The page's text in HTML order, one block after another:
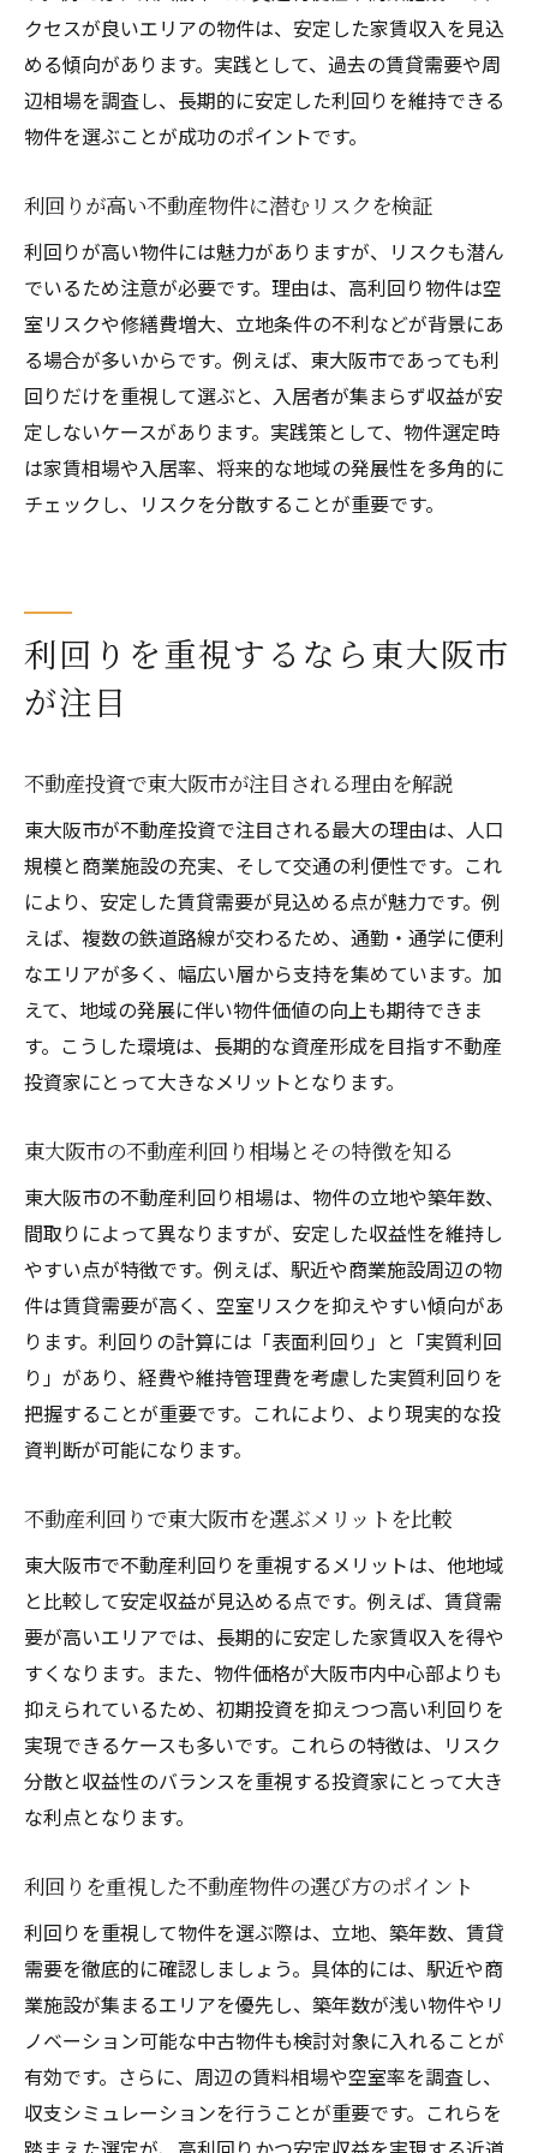
クセスが良いエリアの物件は、安定した家賃収入を見込
める傾向があります。実践として、過去の賃貸需要や周
辺相場を調査し、長期的に安定した利回りを維持できる
物件を選ぶことが成功のポイントです。
利回りが高い不動産物件に潜むリスクを検証
利回りが高い物件には魅力がありますが、リスクも潜ん
でいるため注意が必要です。理由は、高利回り物件は空
室リスクや修繕費増大、立地条件の不利などが背景にあ
る場合が多いからです。例えば、東大阪市であっても利
回りだけを重視して選ぶと、入居者が集まらず収益が安
定しないケースがあります。実践策として、物件選定時
は家賃相場や入居率、将来的な地域の発展性を多角的に
チェックし、リスクを分散することが重要です。
利回りを重視するなら東大阪市
が注目
不動産投資で東大阪市が注目される理由を解説
東大阪市が不動産投資で注目される最大の理由は、人口
規模と商業施設の充実、そして交通の利便性です。これ
により、安定した賃貸需要が見込める点が魅力です。例
えば、複数の鉄道路線が交わるため、通勤・通学に便利
なエリアが多く、幅広い層から支持を集めています。加
えて、地域の発展に伴い物件価値の向上も期待できま
す。こうした環境は、長期的な資産形成を目指す不動産
投資家にとって大きなメリットとなります。
東大阪市の不動産利回り相場とその特徴を知る
東大阪市の不動産利回り相場は、物件の立地や築年数、
間取りによって異なりますが、安定した収益性を維持し
やすい点が特徴です。例えば、駅近や商業施設周辺の物
件は賃貸需要が高く、空室リスクを抑えやすい傾向があ
ります。利回りの計算には「表面利回り」と「実質利回
り」があり、経費や維持管理費を考慮した実質利回りを
把握することが重要です。これにより、より現実的な投
資判断が可能になります。
不動産利回りで東大阪市を選ぶメリットを比較
東大阪市で不動産利回りを重視するメリットは、他地域
と比較して安定収益が見込める点です。例えば、賃貸需
要が高いエリアでは、長期的に安定した家賃収入を得や
すくなります。また、物件価格が大阪市内中心部よりも
抑えられているため、初期投資を抑えつつ高い利回りを
実現できるケースも多いです。これらの特徴は、リスク
分散と収益性のバランスを重視する投資家にとって大き
な利点となります。
利回りを重視した不動産物件の選び方のポイント
利回りを重視して物件を選ぶ際は、立地、築年数、賃貸
需要を徹底的に確認しましょう。具体的には、駅近や商
業施設が集まるエリアを優先し、築年数が浅い物件やリ
ノベーション可能な中古物件も検討対象に入れることが
有効です。さらに、周辺の賃料相場や空室率を調査し、
収支シミュレーションを行うことが重要です。これらを